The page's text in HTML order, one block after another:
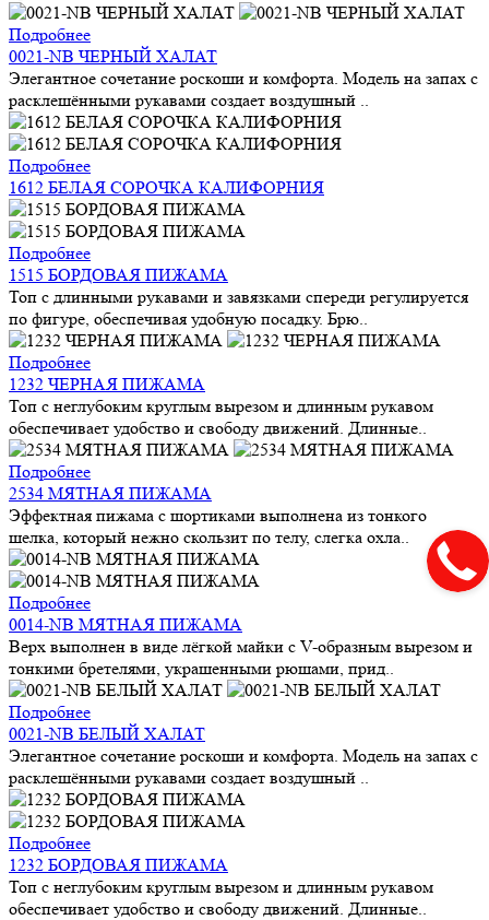
Подробнее
0021-NB ЧЕРНЫЙ ХАЛАТ
Элегантное сочетание роскоши и комфорта. Модель на запах с
расклешёнными рукавами создает воздушный ..
Подробнее
1612 БЕЛАЯ СОРОЧКА КАЛИФОРНИЯ
Подробнее
1515 БОРДОВАЯ ПИЖАМА
Топ с длинными рукавами и завязками спереди регулируется
по фигуре, обеспечивая удобную посадку. Брю..
Подробнее
1232 ЧЕРНАЯ ПИЖАМА
Топ с неглубоким круглым вырезом и длинным рукавом
обеспечивает удобство и свободу движений. Длинные..
Подробнее
2534 МЯТНАЯ ПИЖАМА
Эффектная пижама с шортиками выполнена из тонкого
шелка, который нежно скользит по телу, слегка охла..
Подробнее
0014-NB МЯТНАЯ ПИЖАМА
Верх выполнен в виде лёгкой майки с V-образным вырезом и
тонкими бретелями, украшенными рюшами, прид..
Подробнее
0021-NB БЕЛЫЙ ХАЛАТ
Элегантное сочетание роскоши и комфорта. Модель на запах с
расклешёнными рукавами создает воздушный ..
Подробнее
1232 БОРДОВАЯ ПИЖАМА
Топ с неглубоким круглым вырезом и длинным рукавом
обеспечивает удобство и свободу движений. Длинные..